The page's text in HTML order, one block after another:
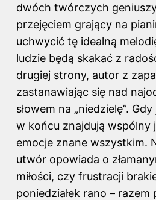
dwóch twórczych
przejęciem grający na
uchwycić tę idealną
ludzie będą skakać z
drugiej strony, autor z
zastanawiając się nad
słowem na „niedzielę”.
w końcu znajdują wspólny
emocje znane wszystkim.
utwór opowiada o
miłości, czy frustracji
poniedziałek rano –